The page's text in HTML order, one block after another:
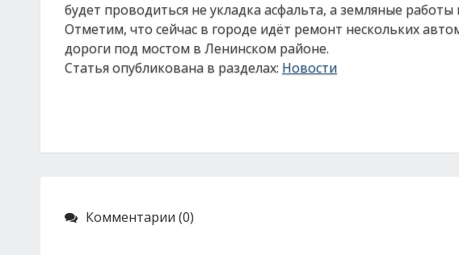
будет проводиться не укладка асфальта, а земляные
Отметим, что сейчас в городе идёт ремонт нескольких
дороги под мостом в Ленинском районе.
Статья опубликована в разделах: Новости
Комментарии (0)